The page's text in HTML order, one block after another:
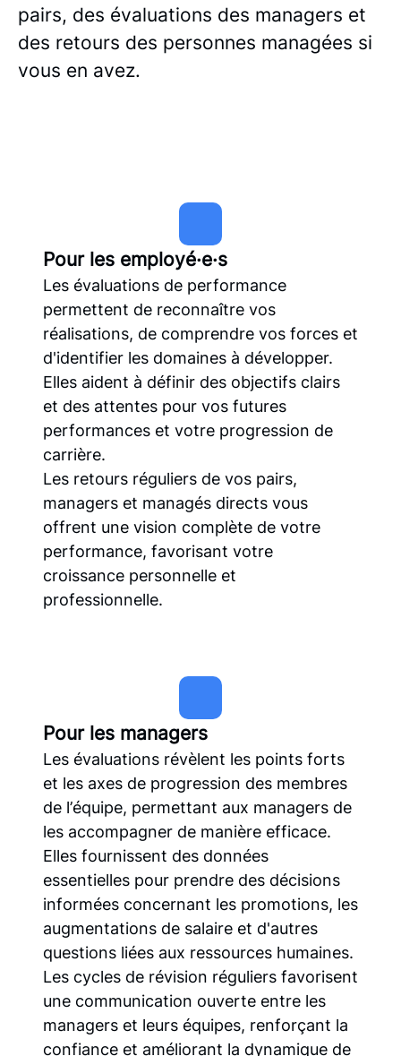
pairs, des évaluations des managers et
des retours des personnes managées si
vous en avez.
Pour les employé·e·s
Les évaluations de performance
permettent de reconnaître vos
réalisations, de comprendre vos forces et
d'identifier les domaines à développer.
Elles aident à définir des objectifs clairs
et des attentes pour vos futures
performances et votre progression de
carrière.
Les retours réguliers de vos pairs,
managers et managés directs vous
offrent une vision complète de votre
performance, favorisant votre
croissance personnelle et
professionnelle.
Pour les managers
Les évaluations révèlent les points forts
et les axes de progression des membres
de l’équipe, permettant aux managers de
les accompagner de manière efficace.
Elles fournissent des données
essentielles pour prendre des décisions
informées concernant les promotions, les
augmentations de salaire et d'autres
questions liées aux ressources humaines.
Les cycles de révision réguliers favorisent
une communication ouverte entre les
managers et leurs équipes, renforçant la
confiance et améliorant la dynamique de